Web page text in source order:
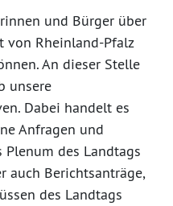
und Bürger über
von Rheinland-Pfalz
An dieser Stelle
unsere
Dabei handelt es
Anfragen und
des Landtags
auch Berichtsanträge,
des Landtags